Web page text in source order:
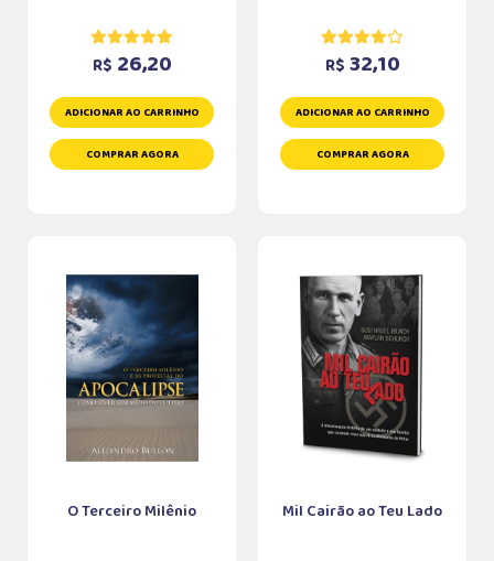
R$ 26,20
ADICIONAR AO CARRINHO
COMPRAR AGORA
R$ 32,10
ADICIONAR AO CARRINHO
COMPRAR AGORA
O Terceiro Milênio Mil Cairão ao Teu Lado